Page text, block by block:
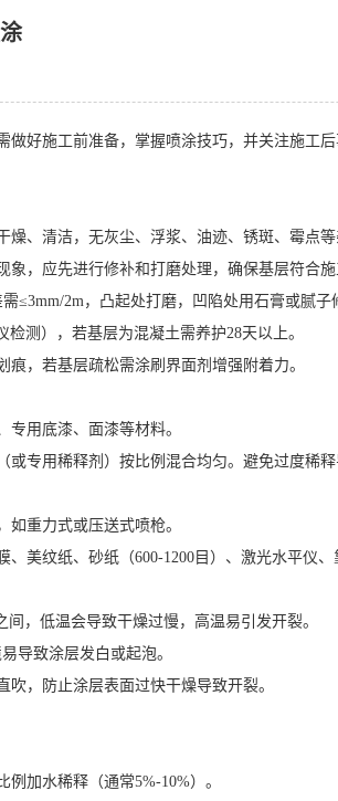
好施工前准备，掌握喷涂技巧，并关注施工后
、清洁，无灰尘、浮浆、油迹、锈斑、霉点等
，应先进行修补和打磨处理，确保基层符合施
2m，凸起处打磨，凹陷处用石膏或腻子
测），若基层为混凝土需养护28天以上。
，若基层疏松需涂刷界面剂增强附着力。
用底漆、面漆等材料。
专用稀释剂）按比例混合均匀。避免过度稀释
重力式或压送式喷枪。
纹纸、砂纸（600-1200目）、激光水平仪、
低温会导致干燥过慢，高温易引发开裂。
致涂层发白或起泡。
，防止涂层表面过快干燥导致开裂。
加水稀释（通常5%-10%）。